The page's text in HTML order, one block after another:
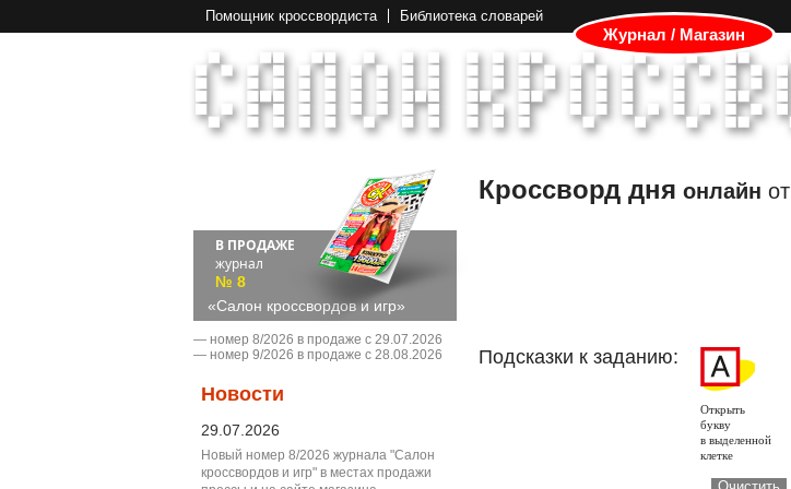
Помощник кроссвордиста Библиотека словарей
Журнал / Магазин
В ПРОДАЖЕ
журнал
№ 8
«Салон кроссвордов и игр»
― номер 8/2026 в продаже с 29.07.2026
― номер 9/2026 в продаже с 28.08.2026
Новости
29.07.2026
Новый номер 8/2026 журнала "Салон
кроссвордов и игр" в местах продажи
Кроссворд дня онлайн от
Подсказки к заданию:
Открыть
букву
в выделенной
клетке